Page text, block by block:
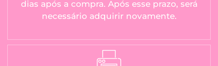
dias após a compra. Após esse prazo, será
necessário adquirir novamente.